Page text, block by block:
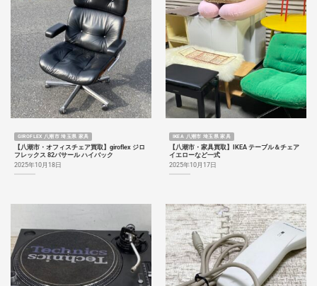
GIROFLEX 八潮市 埼玉県 家具
【八潮市・オフィスチェア買取】giroflex ジロ
フレックス 82パサール ハイバック
2025年10月18日
IKEA 八潮市 埼玉県 家具
【八潮市・家具買取】IKEA テーブル＆チェア
イエローなど一式
2025年10月17日